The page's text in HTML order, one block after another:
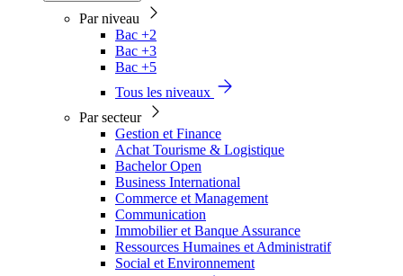
Par niveau
Bac +2
Bac +3
Bac +5
Tous les niveaux
Par secteur
Gestion et Finance
Achat Tourisme & Logistique
Bachelor Open
Business International
Commerce et Management
Communication
Immobilier et Banque Assurance
Ressources Humaines et Administratif
Social et Environnement